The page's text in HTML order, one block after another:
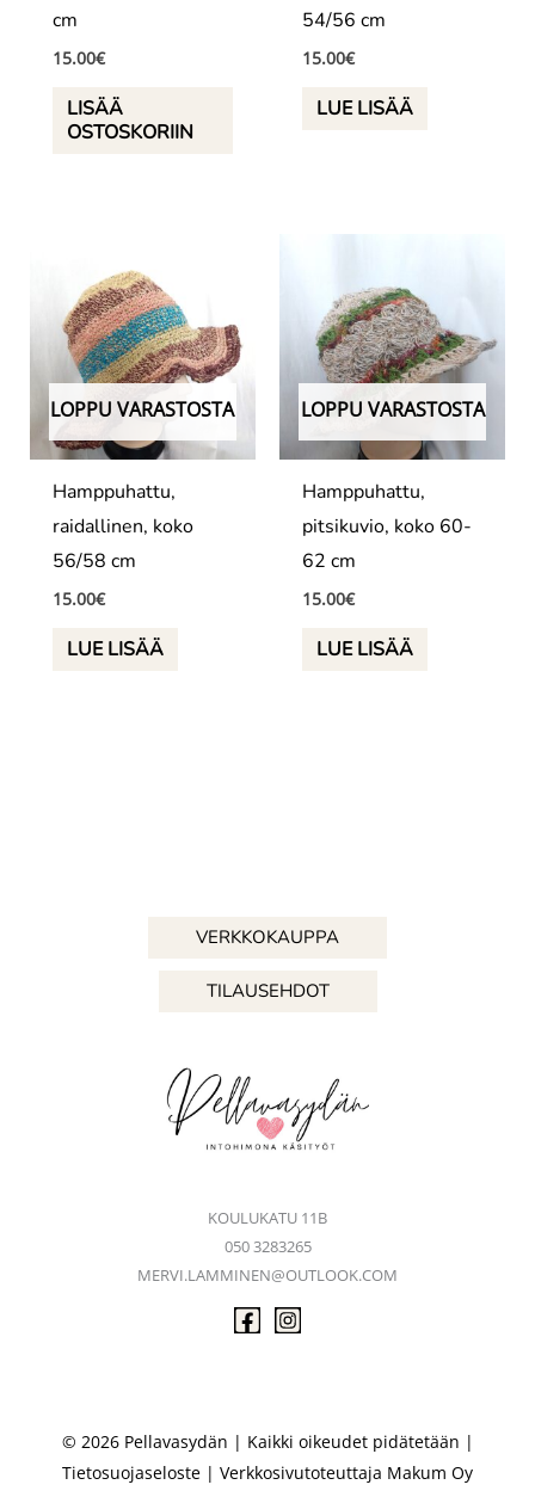
cm
15.00€
LISÄÄ
OSTOSKORIIN
54/56 cm
15.00€
LUE LISÄÄ
LOPPU VARASTOSTA
Hamppuhattu,
raidallinen, koko
56/58 cm
15.00€
LUE LISÄÄ
LOPPU VARASTOSTA
Hamppuhattu,
pitsikuvio, koko 60-
62 cm
15.00€
LUE LISÄÄ
VERKKOKAUPPA
TILAUSEHDOT
KOULUKATU 11B
050 3283265
MERVI.LAMMINEN@OUTLOOK.COM
© 2026 Pellavasydän | Kaikki oikeudet pidätetään |
Tietosuojaseloste | Verkkosivutoteuttaja Makum Oy